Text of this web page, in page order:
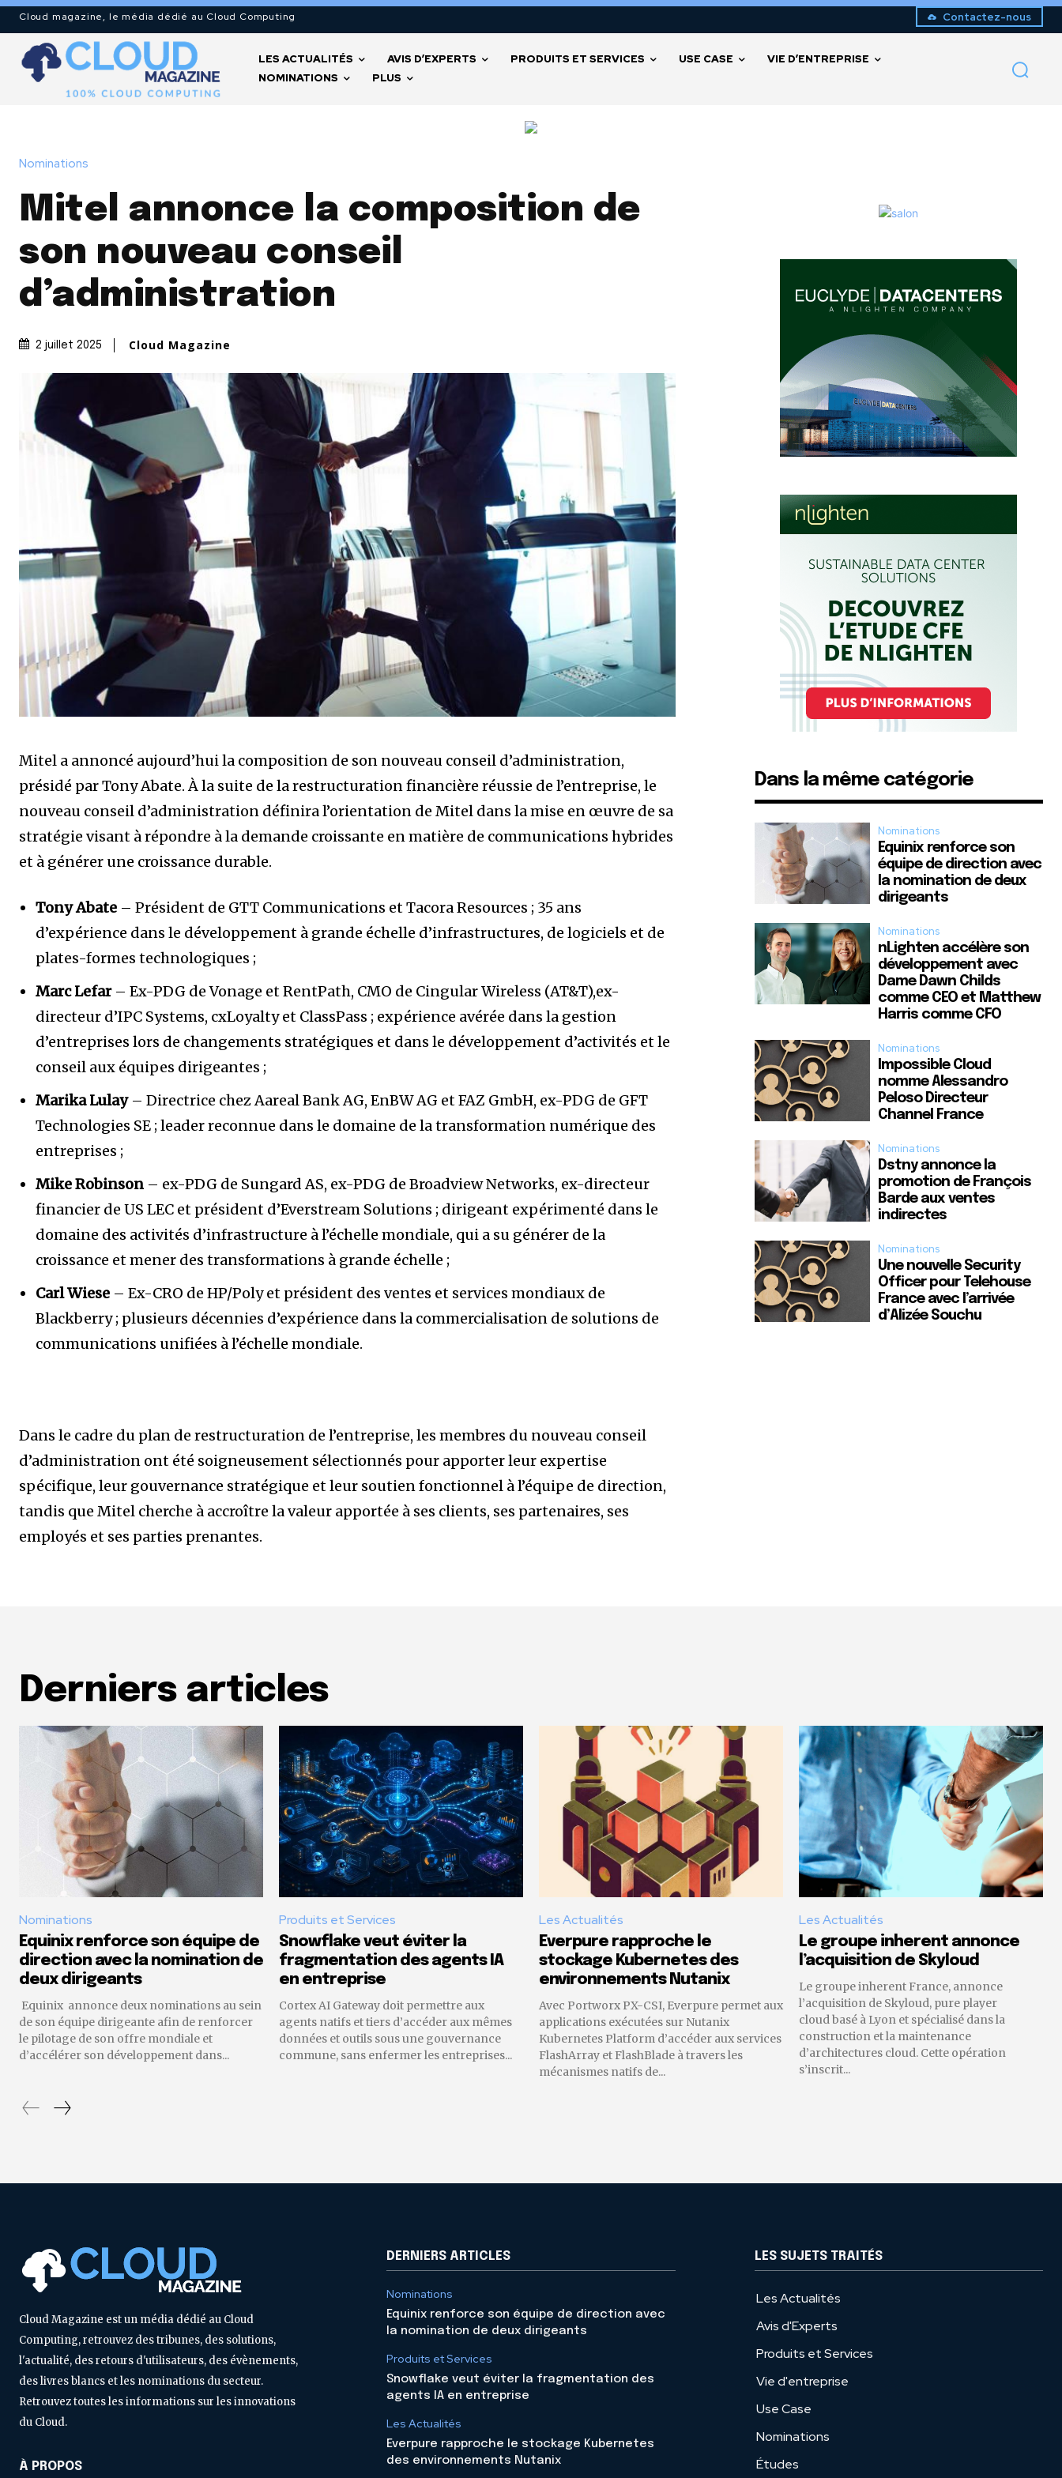
Cloud magazine, le média dédié au Cloud Computing Contactez-nous
LES ACTUALITÉS AVIS D’EXPERTS PRODUITS ET SERVICES USE CASE
VIE D’ENTREPRISE
NOMINATIONS
PLUS
Nominations
Mitel annonce la composition de
son nouveau conseil
d’administration
2 juillet 2025 Cloud Magazine
Mitel a annoncé aujourd’hui la composition de son nouveau conseil d’administration,
présidé par Tony Abate. À la suite de la restructuration financière réussie de l’entreprise, le
nouveau conseil d’administration définira l’orientation de Mitel dans la mise en œuvre de sa
stratégie visant à répondre à la demande croissante en matière de communications hybrides
et à générer une croissance durable.
Tony Abate – Président de GTT Communications et Tacora Resources ; 35 ans
d’expérience dans le développement à grande échelle d’infrastructures, de logiciels et de
plates-formes technologiques ;
Marc Lefar– Ex-PDG de Vonage et RentPath, CMO de Cingular Wireless (AT&T),ex-
directeur d’IPC Systems, cxLoyalty et ClassPass ; expérience avérée dans la gestion
d’entreprises lors de changements stratégiques et dans le développement d’activités et le
conseil aux équipes dirigeantes ;
Marika Lulay– Directrice chez Aareal Bank AG, EnBW AG et FAZ GmbH, ex-PDG de GFT
Technologies SE ; leader reconnue dans le domaine de la transformation numérique des
entreprises ;
Mike Robinson – ex-PDG de Sungard AS, ex-PDG de Broadview Networks, ex-directeur
financier de US LEC et président d’Everstream Solutions ; dirigeant expérimenté dans le
domaine des activités d’infrastructure à l’échelle mondiale, qui a su générer de la
croissance et mener des transformations à grande échelle ;
Carl Wiese – Ex-CRO de HP/Poly et président des ventes et services mondiaux de
Blackberry ; plusieurs décennies d’expérience dans la commercialisation de solutions de
communications unifiées à l’échelle mondiale.
Dans le cadre du plan de restructuration de l’entreprise, les membres du nouveau conseil
d’administration ont été soigneusement sélectionnés pour apporter leur expertise
spécifique, leur gouvernance stratégique et leur soutien fonctionnel à l’équipe de direction,
tandis que Mitel cherche à accroître la valeur apportée à ses clients, ses partenaires, ses
employés et ses parties prenantes.
Dans la même catégorie
Nominations
Equinix renforce son
équipe de direction avec
la nomination de deux
dirigeants
Nominations
nLighten accélère son
développement avec
Dame Dawn Childs
comme CEO et Matthew
Harris comme CFO
Nominations
Impossible Cloud
nomme Alessandro
Peloso Directeur
Channel France
Nominations
Dstny annonce la
promotion de François
Barde aux ventes
indirectes
Nominations
Une nouvelle Security
Officer pour Telehouse
France avec l’arrivée
d’Alizée Souchu
Derniers articles
Nominations
Equinix renforce son équipe de
direction avec la nomination de
deux dirigeants
Equinix annonce deux nominations au sein
de son équipe dirigeante afin de renforcer
le pilotage de son offre mondiale et
d’accélérer son développement dans...
Produits et Services
Snowflake veut éviter la
fragmentation des agents IA
en entreprise
Cortex AI Gateway doit permettre aux
agents natifs et tiers d’accéder aux mêmes
données et outils sous une gouvernance
commune, sans enfermer les entreprises...
Les Actualités
Everpure rapproche le
stockage Kubernetes des
environnements Nutanix
Avec Portworx PX-CSI, Everpure permet aux
applications exécutées sur Nutanix
Kubernetes Platform d’accéder aux services
FlashArray et FlashBlade à travers les
mécanismes natifs de...
Les Actualités
Le groupe inherent annonce
l’acquisition de Skyloud
Le groupe inherent France, annonce
l’acquisition de Skyloud, pure player
cloud basé à Lyon et spécialisé dans la
construction et la maintenance
d’architectures cloud. Cette opération
s’inscrit...
Cloud Magazine est un média dédié au Cloud
Computing, retrouvez des tribunes, des solutions,
l'actualité, des retours d'utilisateurs, des évènements,
des livres blancs et les nominations du secteur.
Retrouvez toutes les informations sur les innovations
du Cloud.
À PROPOS
DERNIERS ARTICLES
Nominations
Equinix renforce son équipe de direction avec
la nomination de deux dirigeants
Produits et Services
Snowflake veut éviter la fragmentation des
agents IA en entreprise
Les Actualités
Everpure rapproche le stockage Kubernetes
des environnements Nutanix
LES SUJETS TRAITÉS
Les Actualités
Avis d'Experts
Produits et Services
Vie d'entreprise
Use Case
Nominations
Études